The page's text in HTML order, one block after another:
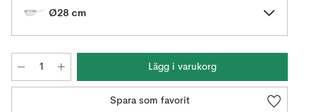
Ø28 cm
Lägg i varukorg
Spara som favorit